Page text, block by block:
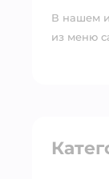
В нашем
из меню